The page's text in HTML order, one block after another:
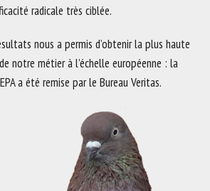
radicale très ciblée.
nous a permis d’obtenir la plus haute
notre métier à l’échelle européenne : la
a été remise par le Bureau Veritas.